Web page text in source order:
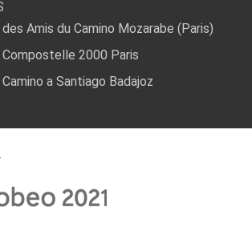
Amis du Camino Mozarabe (Paris)
2000 Paris
a Santiago Badajoz